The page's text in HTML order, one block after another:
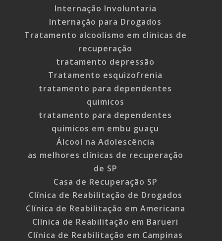
Internação Involuntaria
Internação para Drogados
Tratamento alcoolismo em clinicas de
recuperação
tratamento depressão
Tratamento esquizofrenia
tratamento para dependentes
quimicos
tratamento para dependentes
quimicos em embu guaçu
Álcool na Adolescência
as melhores clínicas de recuperação
de SP
Casa de Recuperação SP
Clínica de Reabilitação de Drogados
Clínica de Reabilitação em Americana
Clínica de Reabilitação em Barueri
Clínica de Reabilitação em Campinas